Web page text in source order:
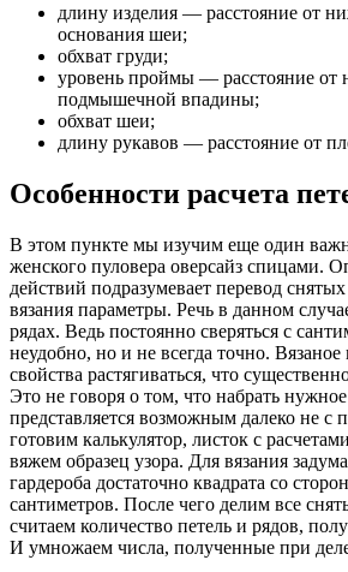
длину изделия — расстояние от
основания шеи;
обхват груди;
уровень проймы — расстояние от
подмышечной впадины;
обхват шеи;
длину рукавов — расстояние от
Особенности расчета
В этом пункте мы изучим еще один
женского пуловера оверсайз спицами.
действий подразумевает перевод
вязания параметры. Речь в данном
рядах. Ведь постоянно сверяться с
неудобно, но и не всегда точно.
свойства растягиваться, что
Это не говоря о том, что набрать
представляется возможным далеко не с
готовим калькулятор, листок с
вяжем образец узора. Для вязания
гардероба достаточно квадрата со
сантиметров. После чего делим все
считаем количество петель и рядов,
И умножаем числа, полученные при